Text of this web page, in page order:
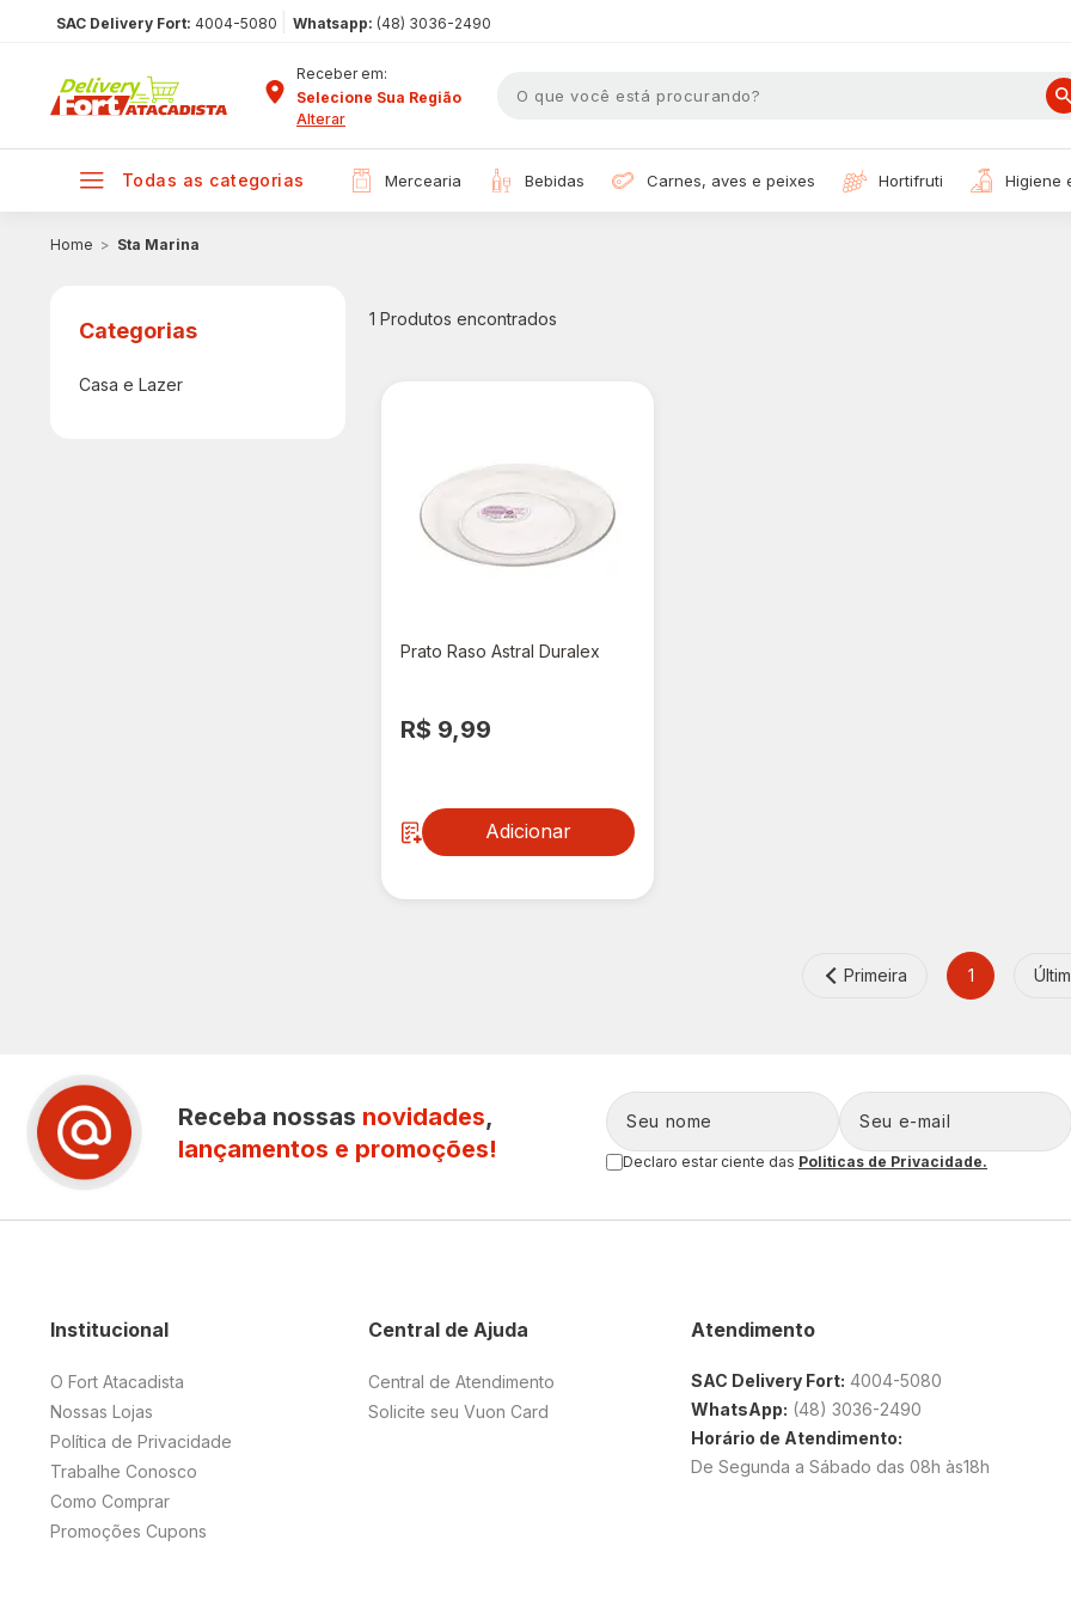
SAC Delivery Fort: 4004-5080 Whatsapp: (48) 3036-2490
Receber em:
Selecione Sua Região
Alterar
todas as categorias mercearia bebidas carnes, aves e peixes hortifruti
Sta Marina
Casa e Lazer
1 Produtos encontrados
Prato Raso Astral Duralex
R$ 9,99
Adicionar
Primeira 1
Receba nossas novidades,
lançamentos e promoções!
Declaro estar ciente das Politicas de Privacidade.
Central de Ajuda
Central de Atendimento
Solicite seu Vuon Card
Institucional
O Fort Atacadista
Nossas Lojas
Política de Privacidade
Trabalhe Conosco
Como Comprar
Promoções Cupons
Atendimento
SAC Delivery Fort: 4004-5080
WhatsApp: (48) 3036-2490
Horário de Atendimento:
De Segunda a Sábado das 08h às18h